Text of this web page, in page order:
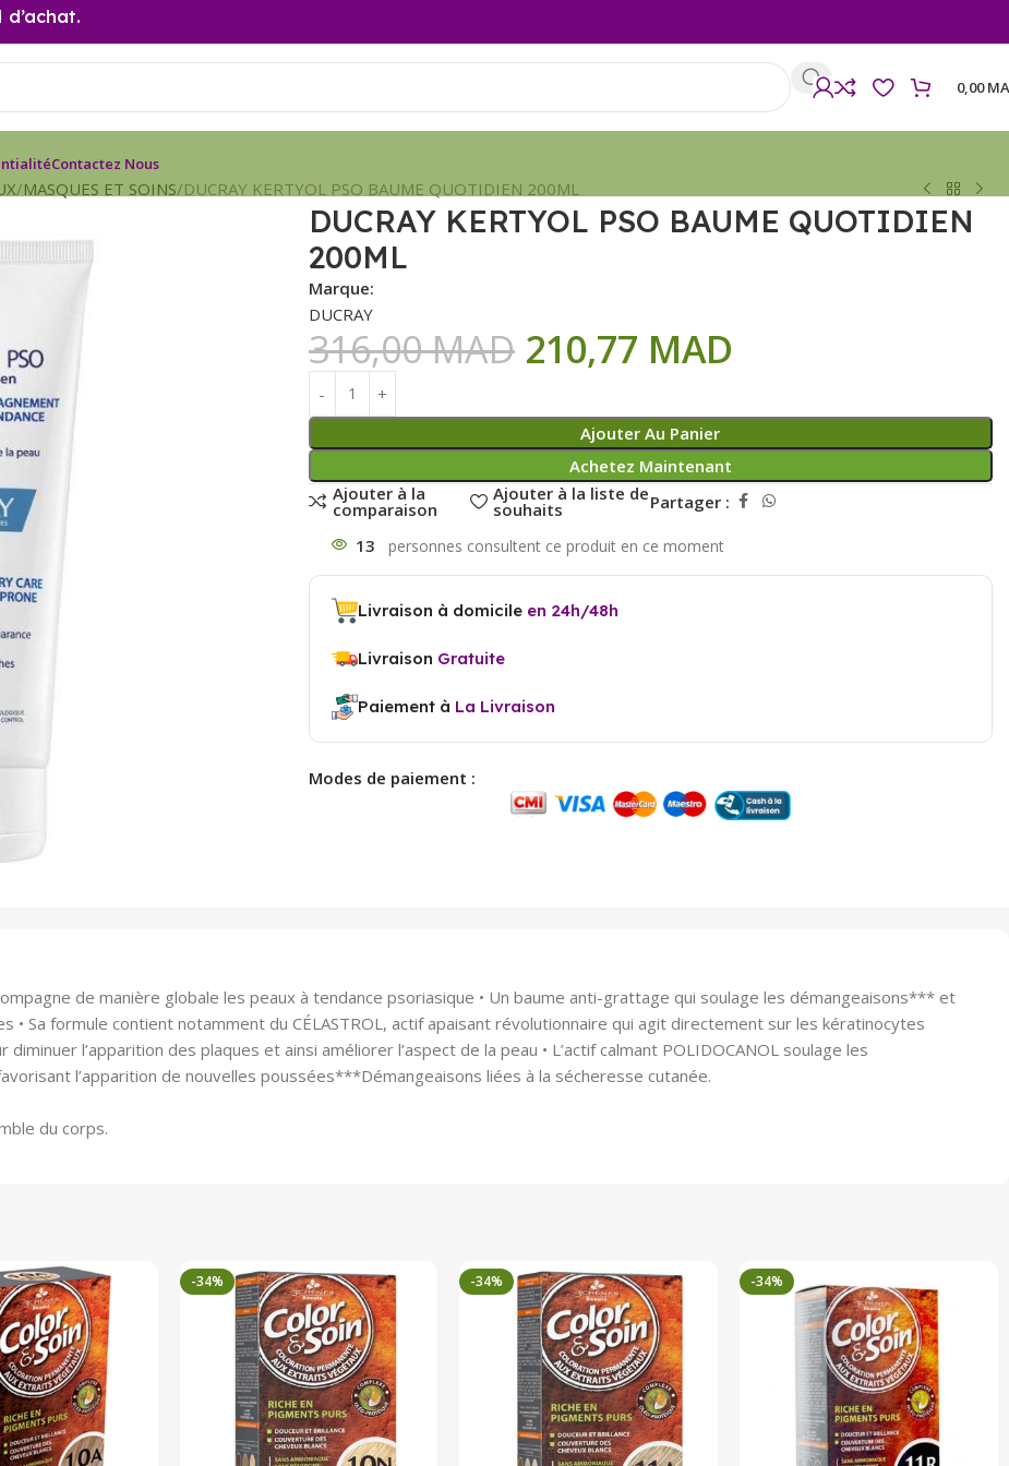
d’achat.
0,00
Contactez Nous
MASQUES ET SOINS DUCRAY KERTYOL PSO BAUME QUOTIDIEN 200ML
DUCRAY KERTYOL PSO BAUME QUOTIDIEN
200ML
Marque:
DUCRAY
316,00MAD 210,77 MAD
Ajouter Au Panier
Achetez Maintenant
Ajouter à la
comparaison
Ajouter à la liste de
souhaits
Partager :
13
Livraison à domicile en 24h/48h
Livraison Gratuite
Paiement à La Livraison
Modes de paiement :
de manière globale les peaux à tendance psoriasique • Un baume anti-grattage qui soulage les démangeaisons*** et
• Sa formule contient notamment du CÉLASTROL, actif apaisant révolutionnaire qui agit directement sur les kératinocytes
l’apparition des plaques et ainsi améliorer l’aspect de la peau • L’actif calmant POLIDOCANOL soulage les
l’apparition de nouvelles poussées***Démangeaisons liées à la sécheresse cutanée.
du corps.
-34% -34% -34%